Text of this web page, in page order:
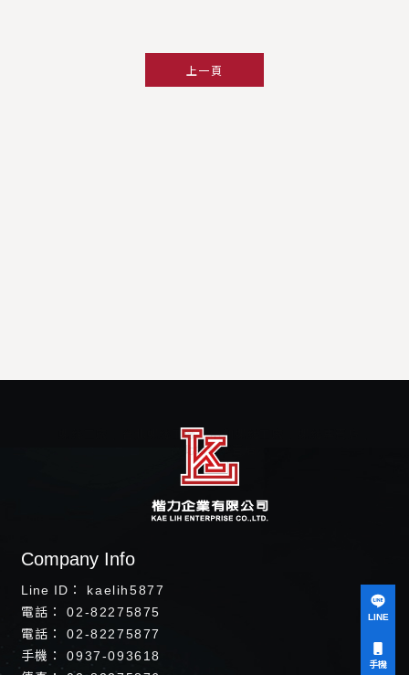
上一頁
kaelih5877
02-82275875
02-82275877
0937-093618
台北螺絲工廠 中和螺絲工廠
台北螺絲專賣店
LINE
手機